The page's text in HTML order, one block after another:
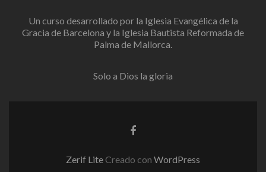
Un curso desarrollado por la Iglesia Evangélica de la
Gracia de Barcelona y la Iglesia Bautista Reformada de
Palma de Mallorca.
Solo a Dios la gloria
Go
Zerif Lite Creado con WordPress